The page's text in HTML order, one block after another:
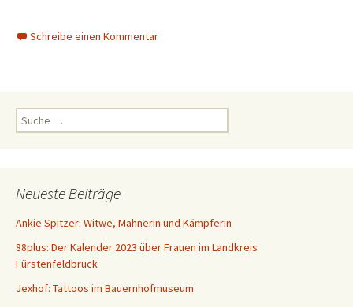
Schreibe einen Kommentar
u
n
c
h
:
Neueste Beiträge
Ankie Spitzer: Witwe, Mahnerin und Kämpferin
88plus: Der Kalender 2023 über Frauen im Landkreis
Fürstenfeldbruck
Jexhof: Tattoos im Bauernhofmuseum